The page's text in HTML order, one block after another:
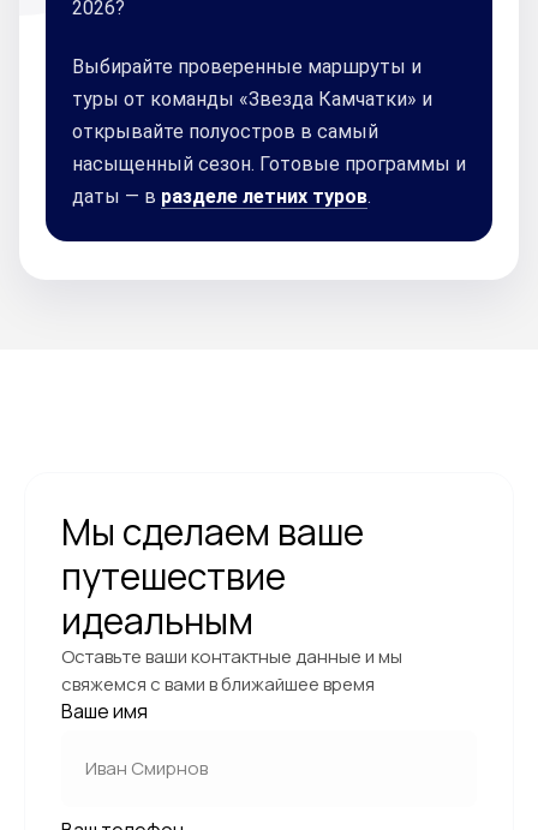
на безопасном расстоянии.
2026?
Выбирайте проверенные маршруты и
туры от команды «Звезда Камчатки» и
открывайте полуостров в самый
насыщенный сезон. Готовые программы и
даты — в разделе летних туров.
Мы сделаем ваше
путешествие
идеальным
Оставьте ваши контактные данные и мы
свяжемся с вами в ближайшее время
Ваше имя